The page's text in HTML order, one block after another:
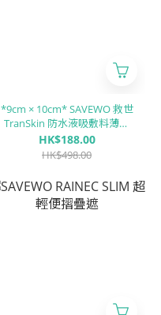
*9cm × 10cm* SAVEWO 救世
TranSkin 防水液吸敷料薄膜
(50片/盒)
HK$188.00
HK$498.00